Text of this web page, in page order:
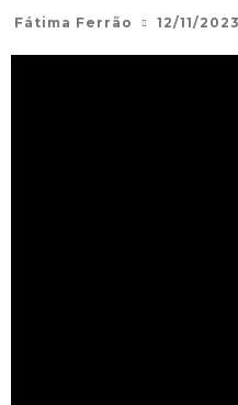
Fátima Ferrão 12/11/2023